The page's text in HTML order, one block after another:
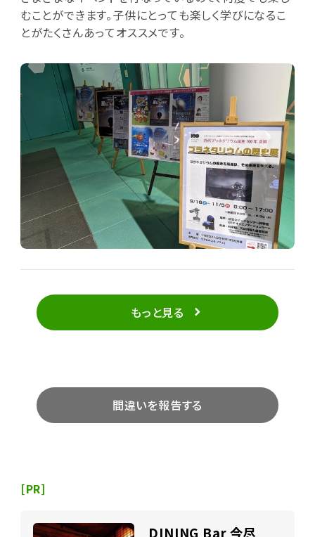
むことができます。子供にとっても楽しく学びになるこ
とがたくさんあってオススメです。
もっと見る
間違いを報告する
[PR]
DINING Bar 今尽